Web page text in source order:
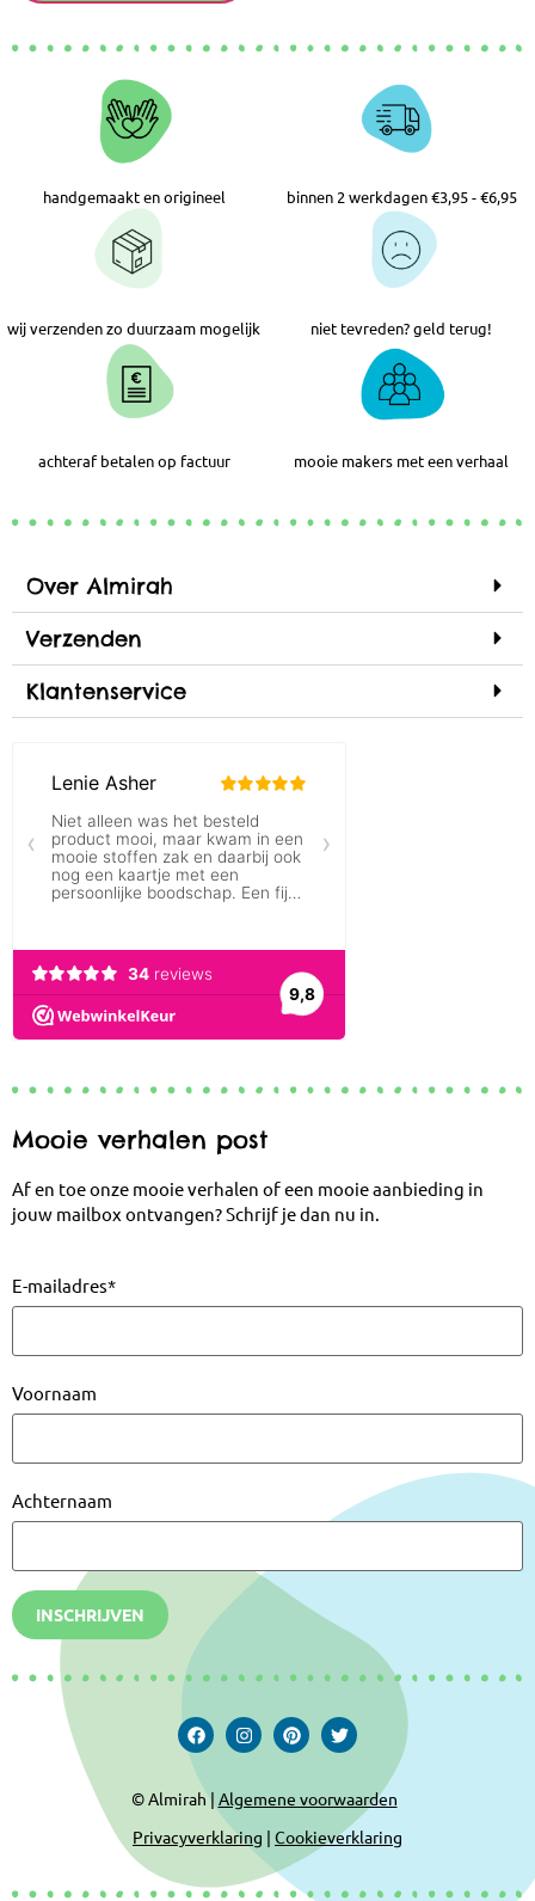
handgemaakt en origineel binnen 2 werkdagen €3,95 - €6,95
wij verzenden zo duurzaam mogelijk niet tevreden? geld terug!
achteraf betalen op factuur mooie makers met een verhaal
Over Almirah
Verzenden
Klantenservice
Mooie verhalen post
Af en toe onze mooie verhalen of een mooie aanbieding in
jouw mailbox ontvangen? Schrijf je dan nu in.
E-mailadres*
Voornaam
Achternaam
INSCHRIJVEN
© Almirah | Algemene voorwaarden
Privacyverklaring | Cookieverklaring